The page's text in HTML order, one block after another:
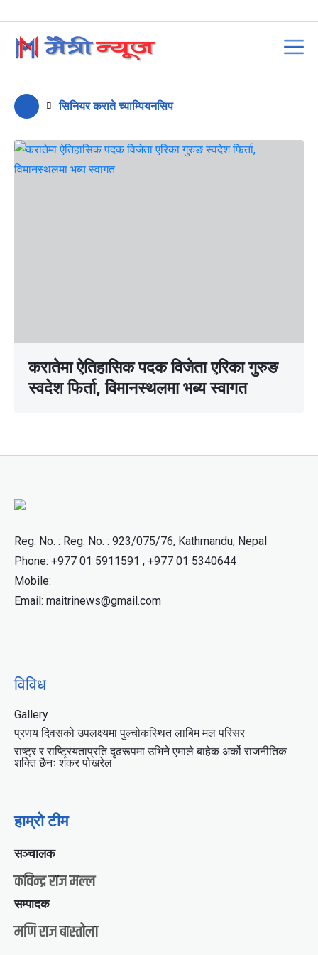
सिनियर कराते च्याम्पियनसिप
करातेमा ऐतिहासिक पदक विजेता एरिका गुरुङ
स्वदेश फिर्ता, विमानस्थलमा भब्य स्वागत
Reg. No. : Reg. No. : 923/075/76, Kathmandu, Nepal
Phone: +977 01 5911591 , +977 01 5340644
Mobile:
Email: maitrinews@gmail.com
विविध
Gallery
प्रणय दिवसको उपलक्ष्यमा पुल्चोकस्थित लाबिम मल परिसर
राष्ट्र र राष्ट्रियताप्रति दृढरूपमा उभिने एमाले बाहेक अर्को राजनीतिक
शक्ति छैनः शंकर पोखरेल
हाम्रो टीम
सञ्चालक
कविन्द्र राज मल्ल
सम्पादक
मणि राज बास्तोला